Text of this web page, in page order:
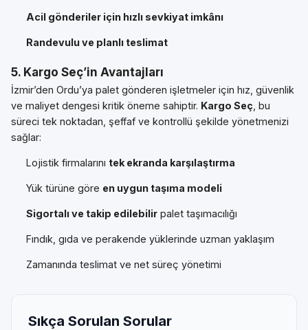
Acil gönderiler için hızlı sevkiyat imkânı
Randevulu ve planlı teslimat
5. Kargo Seç’in Avantajları
İzmir’den Ordu’ya palet gönderen işletmeler için hız, güvenlik
ve maliyet dengesi kritik öneme sahiptir. Kargo Seç , bu
süreci tek noktadan, şeffaf ve kontrollü şekilde yönetmenizi
sağlar:
Lojistik firmalarını tek ekranda karşılaştırma
Yük türüne göre en uygun taşıma modeli
Sigortalı ve takip edilebilir palet taşımacılığı
Fındık, gıda ve perakende yüklerinde uzman yaklaşım
Zamanında teslimat ve net süreç yönetimi
Sıkça Sorulan Sorular